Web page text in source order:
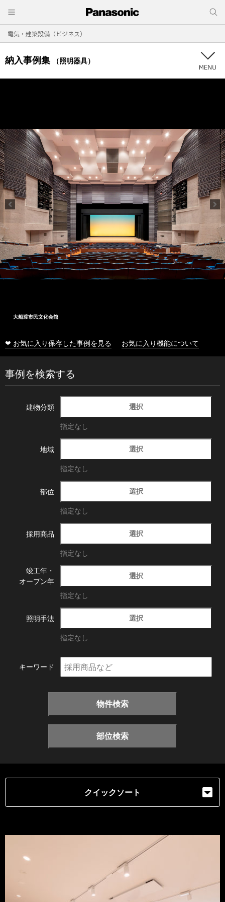
電気・建築設備（ビジネス）
納入事例集 （照明器具）
大船渡市民文化会館
❤ お気に入り保存した事例を見る お気に入り機能について
事例を検索する
建物分類 選択
指定なし
地域 選択
指定なし
部位 選択
指定なし
採用商品 選択
指定なし
竣工年・
オープン年
選択
指定なし
照明手法 選択
指定なし
キーワード
物件検索
部位検索
クイックソート